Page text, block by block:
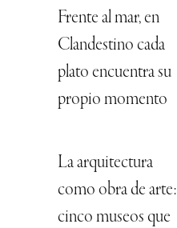
Frente al mar, en
Clandestino cada
plato encuentra su
propio momento
La arquitectura
como obra de arte:
cinco museos que